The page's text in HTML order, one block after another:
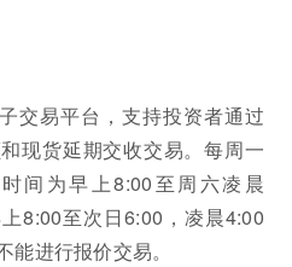
交易平台，支持投资者通过
现货延期交收交易。每周一
间为早上8:00至周六凌晨
8:00至次日6:00，凌晨4:00
进行报价交易。